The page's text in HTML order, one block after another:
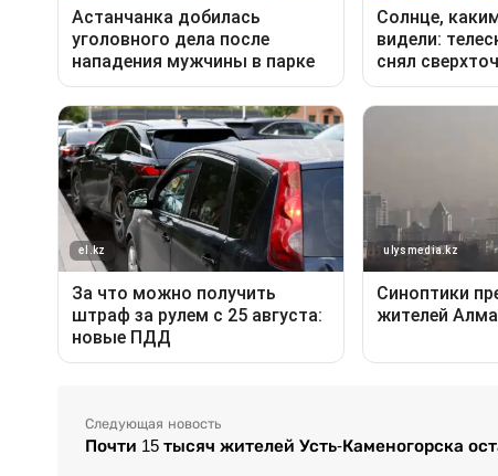
Следующая новость
Почти 15 тысяч жителей Усть-Каменогорска